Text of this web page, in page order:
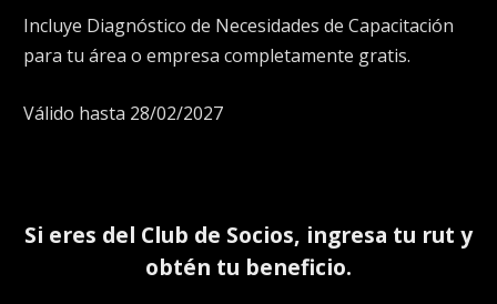
Incluye Diagnóstico de Necesidades de Capacitación
para tu área o empresa completamente gratis.
Válido hasta 28/02/2027
Si eres del Club de Socios, ingresa tu rut y
obtén tu beneficio.